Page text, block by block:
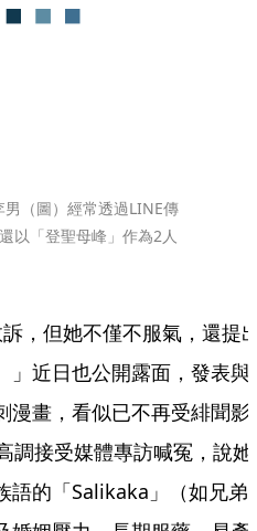
（圖）經常透過LINE傳
以「登聖母峰」作為2人
，但她不僅不服氣，還提
」近日也公開露面，發表與
漫畫，看似已不再受緋聞影
調接受媒體專訪喊冤，說她
語的「Salikaka」（如兄弟